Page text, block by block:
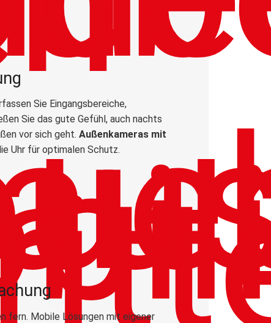
Sie Eingangsbereiche,
Sie das gute Gefühl, auch nachts
vor sich geht. Außenkameras mit
Uhr für optimalen Schutz.
fern. Mobile Lösungen mit eigener